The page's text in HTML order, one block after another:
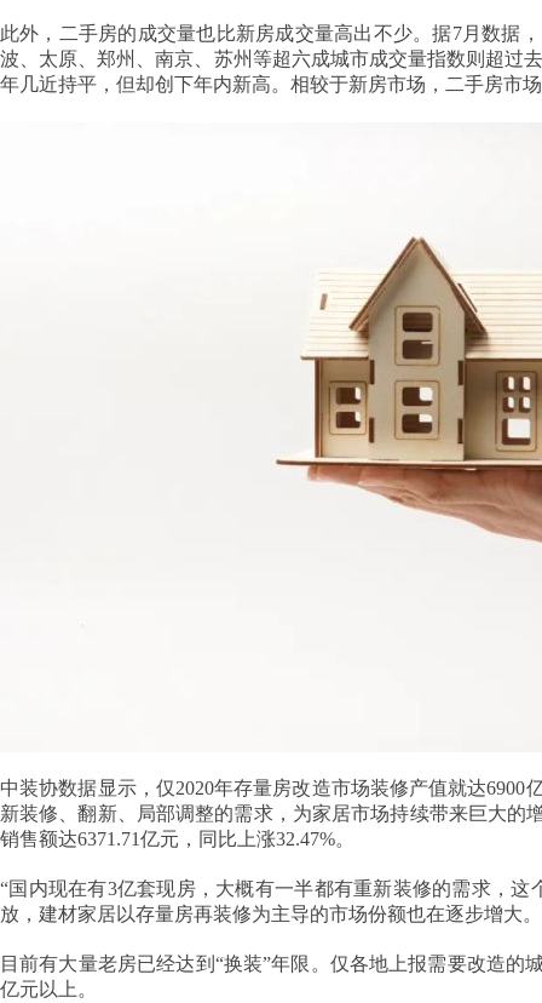
此外，二手房的成交量也比新房成交量高出不少。据7月数据
波、太原、郑州、南京、苏州等超六成城市成交量指数则超过
年几近持平，但却创下年内新高。相较于新房市场，二手房市
中装协数据显示，仅2020年存量房改造市场装修产值就达
新装修、翻新、局部调整的需求，为家居市场持续带来巨大的
销售额达6371.71亿元，同比上涨32.47%。
“国内现在有3亿套现房，大概有一半都有重新装修的需求，
放，建材家居以存量房再装修为主导的市场份额也在逐步增大。
目前有大量老房已经达到“换装”年限。仅各地上报需要改造
亿元以上。